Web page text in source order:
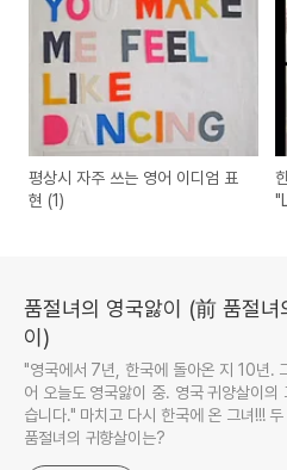
평상시 자주 쓰는 영어 이디엄 표
현 (1)
품절녀의 영국앓이 (前 품절녀
이)
"영국에서 7년, 한국에 돌아온 지 10년.
어 오늘도 영국앓이 중. 영국 귀양살이의
습니다." 마치고 다시 한국에 온 그녀!!!
품절녀의 귀향살이는?